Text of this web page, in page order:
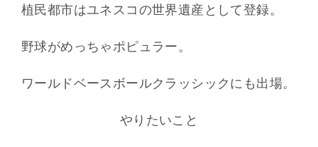
植民都市はユネスコの世界遺産として登録。
野球がめっちゃポピュラー。
ワールドベースボールクラッシックにも出場。
やりたいこと